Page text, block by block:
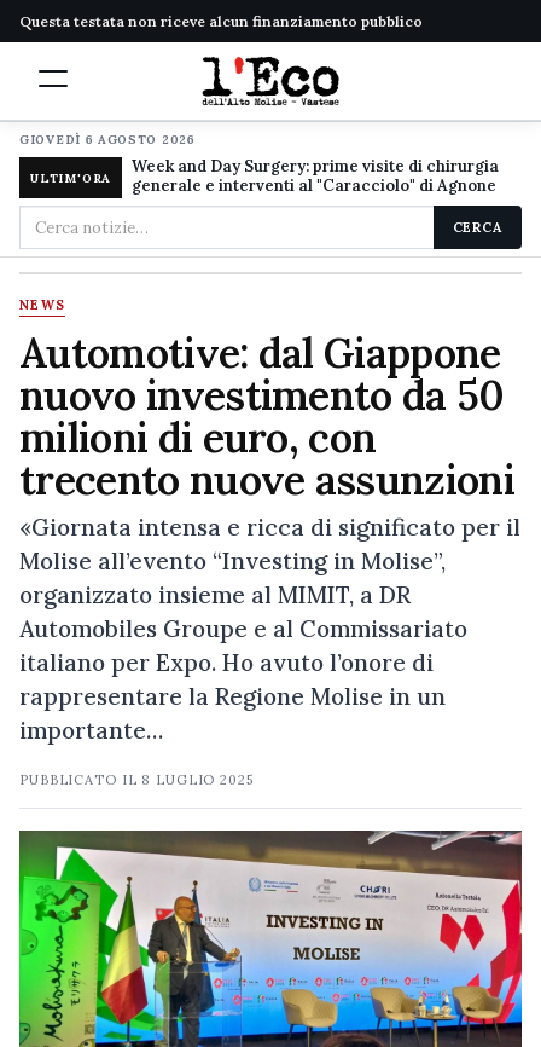
Questa testata non riceve alcun finanziamento pubblico
GIOVEDÌ 6 AGOSTO 2026
ULTIM'ORA
Week and Day Surgery: prime visite di chirurgia
generale e interventi al "Caracciolo" di Agnone
Cerca
nel
sito
CERCA
NEWS
Automotive: dal Giappone
nuovo investimento da 50
milioni di euro, con
trecento nuove assunzioni
«Giornata intensa e ricca di significato per il
Molise all’evento “Investing in Molise”,
organizzato insieme al MIMIT, a DR
Automobiles Groupe e al Commissariato
italiano per Expo. Ho avuto l’onore di
rappresentare la Regione Molise in un
importante…
PUBBLICATO IL 8 LUGLIO 2025